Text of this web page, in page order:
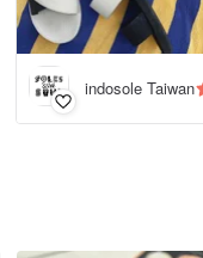
indosole Taiwan